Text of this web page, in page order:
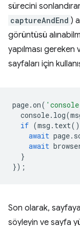
sürecini
captureAndEnd )
görüntüsü
yapılması
sayfaları için
page.on(
console. log(
if (msg . text()
await page.
await
}
});
Son olarak,
söyleyin ve sayfa